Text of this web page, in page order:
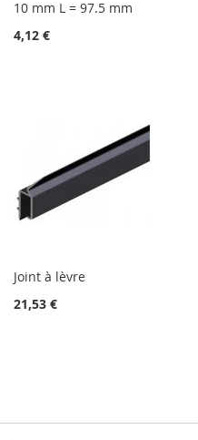
10 mm L = 97.5 mm
4,12 €
Joint à lèvre
21,53 €